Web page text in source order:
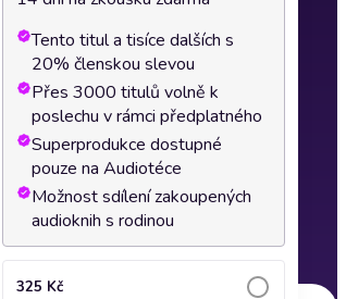
Tento titul a tisíce dalších s
20% členskou slevou
Přes 3000 titulů volně k
poslechu v rámci předplatného
Superprodukce dostupné
pouze na Audiotéce
Možnost sdílení zakoupených
audioknih s rodinou
325 Kč